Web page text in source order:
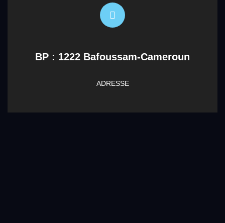
BP : 1222 Bafoussam-Cameroun
ADRESSE